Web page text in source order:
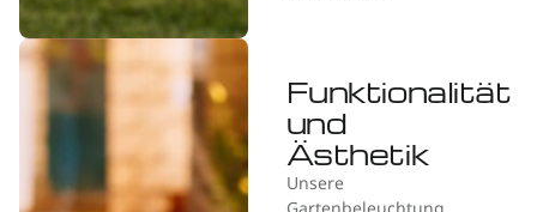
Funktionalität
und
Ästhetik
Unsere